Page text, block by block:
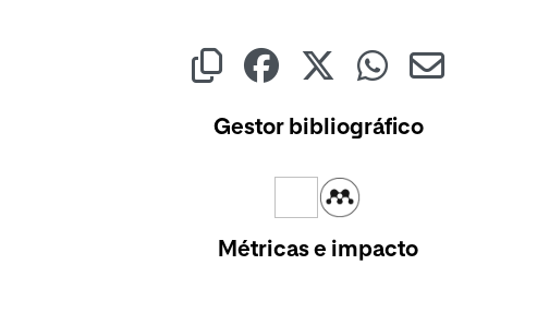
Gestor bibliográfico
Métricas e impacto